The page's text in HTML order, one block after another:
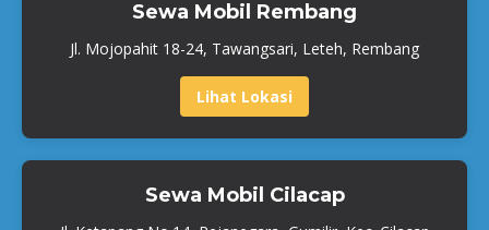
Sewa Mobil Rembang
Jl. Mojopahit 18-24, Tawangsari, Leteh, Rembang
Lihat Lokasi
Sewa Mobil Cilacap